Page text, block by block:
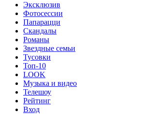
Эксклюзив
Фотосессии
Папарацци
Скандалы
Романы
Звездные семьи
Тусовки
Топ-10
LOOK
Музыка и видео
Телешоу
Рейтинг
Вход